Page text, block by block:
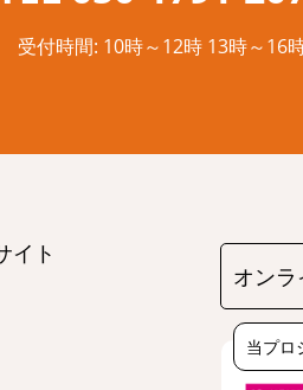
受付時間: 10時～12時 13時～16
イト
オン
当プロ